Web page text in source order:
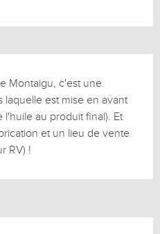
Montaigu, c'est une
laquelle est mise en avant
l'huile au produit final). Et
et un lieu de vente
RV) !